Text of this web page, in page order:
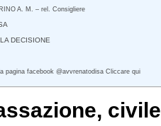
A. M. – rel. Consigliere
DECISIONE
pagina facebook @avvrenatodisa Cliccare qui
civile